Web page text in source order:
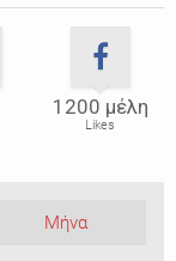
1200 μέλη
Likes
Μήνα